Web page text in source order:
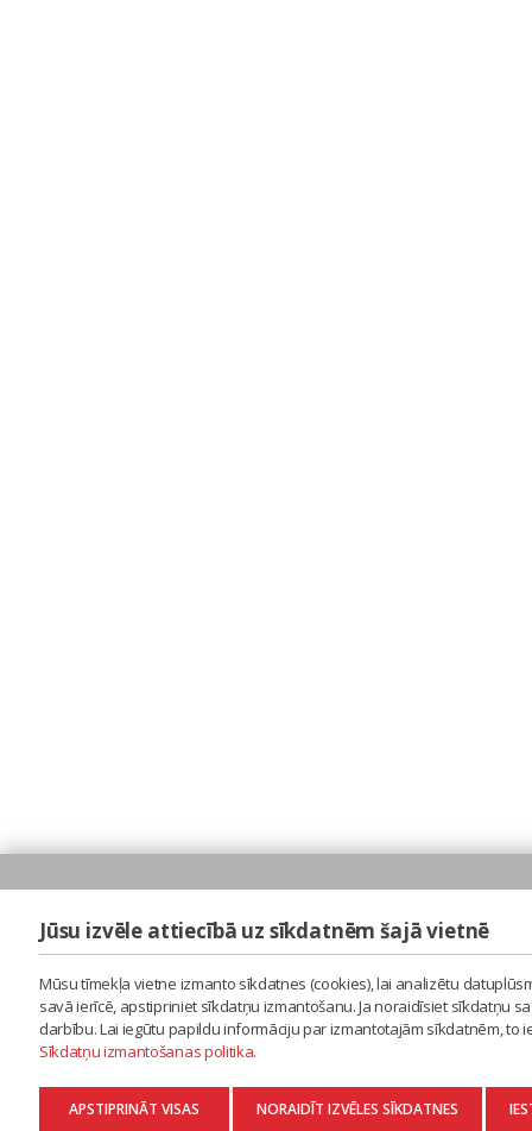
Jūsu izvēle attiecībā uz sīkdatnēm šajā vietnē
Mūsu tīmekļa vietne izmanto sīkdatnes (cookies), lai analizētu
savā ierīcē, apstipriniet sīkdatņu izmantošanu. Ja noraidīsiet sīkdatņu
darbību. Lai iegūtu papildu informāciju par izmantotajām sīkdatnēm,
Sīkdatņu izmantošanas politika.
APSTIPRINĀT VISAS NORAIDĪT IZVĒLES SĪKDATNES